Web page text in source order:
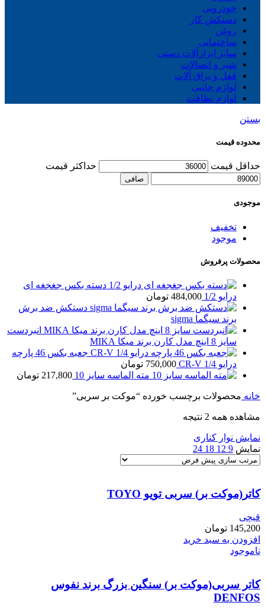
خودرویی
دستکش کار
روغن
ساختمانی
سایز ابزارآلات دستی
شیر و اتصالات
قفل و یراق آلات
لوازم جانبی
لوازم نظافت
بستن
محدوده قیمت
حداقل قیمت حداكثر قيمت
صافی
موجودی
تخفیف
موجود
محصولات پرفروش
دسته بکس جغجغه ای
درایو 1/2
484,000 تومان
دستکش ضد برش
برند سیگما sigma
انبردست
سایز 8 اینچ مدل کارن برند میکا MIKA
جعبه بکس 46 پارچه
درایو 1/4 CR-V
750,000 تومان
مته الماسه سایز 10
217,800 تومان
خانه محصولات برچسب خورده “موکت بر سربی”
مشاهده همه 2 نتیجه
نمایش نوار کناری
نمایش 9
12
18
24
کاتر(موکت بر) سربی تویو TOYO
قیچی
145,200 تومان
افزودن به سبد خرید
ناموجود
کاتر سربی(موکت بر) سنگین بزرگ برند نفوس
DENFOS